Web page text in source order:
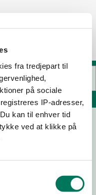
fra tredjepart til
på sociale
IP-adresser,
kan til enhver tid
ved at klikke på